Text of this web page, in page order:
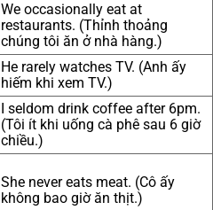
We occasionally eat at
restaurants. (Thỉnh thoảng
chúng tôi ăn ở nhà hàng.)
He rarely watches TV. (Anh ấy
hiếm khi xem TV.)
I seldom drink coffee after 6pm.
(Tôi ít khi uống cà phê sau 6 giờ
chiều.)
She never eats meat. (Cô ấy
không bao giờ ăn thịt.)